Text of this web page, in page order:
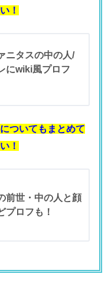
！
ニタスの中の人/
にwiki風プロフ
ついてもまとめて
！
前世・中の人と顔
プロフも！